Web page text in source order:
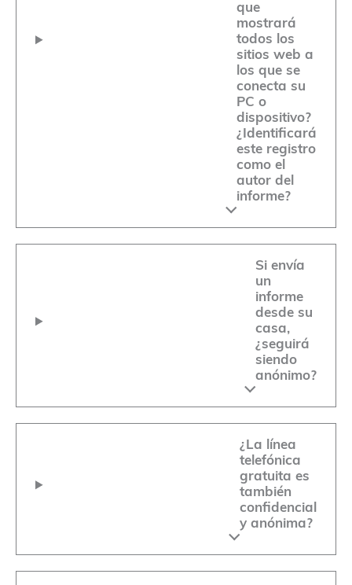
que
mostrará
todos los
sitios web a
los que se
conecta su
PC o
dispositivo?
¿Identificará
este registro
como el
autor del
informe?
Si envía
un
informe
desde su
casa,
¿seguirá
siendo
anónimo?
¿La línea
telefónica
gratuita es
también
confidencial
y anónima?